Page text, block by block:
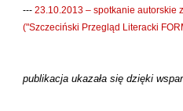
Ligęza Wojciech
Lime Franciszek
Liskowacki Artur Daniel
--- 23.10.2013 – spotkanie autorskie
("Szczeciński Przegląd Literacki
publikacja ukazała się dzięki